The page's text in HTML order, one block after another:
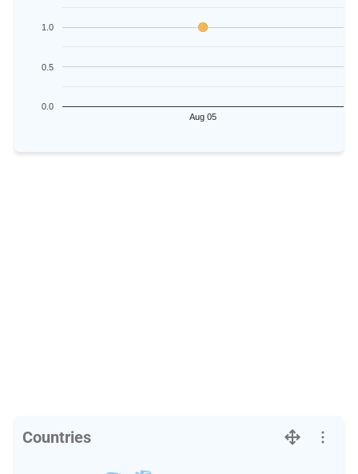
Aug 05
0.0
0.5
1.0
Countries